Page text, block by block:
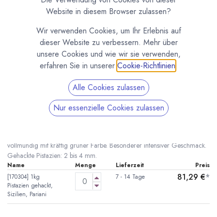
Pariani Pistazien aus Sizilien, gehackt
(0 Rezension)
vollmundig mit kräftig grüner Farbe. Besonderer intensiver Geschmack.
Gehackte Pistazien: 2 bis 4 mm.
Name Menge Lieferzeit
Preis
[170304] 1kg
Pistazien gehackt,
Sizilien, Pariani
7 - 14 Tage 81,29 €*
Website in diesem Browser zulassen?
Wir verwenden Cookies, um Ihr Erlebnis auf
dieser Website zu verbessern. Mehr über
unsere Cookies und wie wir sie verwenden,
erfahren Sie in unserer Cookie-Richtlinien
Alle Cookies zulassen
Nur essenzielle Cookies zulassen